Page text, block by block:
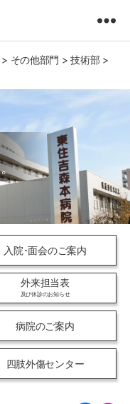
> その他部門 > 技術部 >
入院･面会のご案内
外来担当表
及び休診のお知らせ
病院のご案内
四肢外傷センター